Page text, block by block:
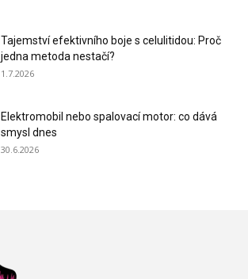
Tajemství efektivního boje s celulitidou: Proč
jedna metoda nestačí?
1.7.2026
Elektromobil nebo spalovací motor: co dává
smysl dnes
30.6.2026